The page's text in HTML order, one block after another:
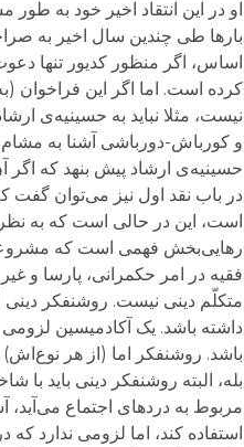
او در این انتقاد اخیر خود به
بارها طی چندین سال اخیر به
اساس، اگر منظور کدیور تنها
کرده است. اما اگر این فراخوان
نیست، مثلا نباید به حسینیه‌ی
و کورباش-دورباشی آشنا به
حسینیه‌ی ارشاد پیش بنهد که
در باب نقد اول نیز می‌توان گفت
است، این در حالی است که به
رهایی‌بخش فهمی است که
فقیه در امر حکمرانی، پارسا و
متکلّم دینی نیست. روشنفکر
داشته باشد. یک آکادمیسین
باشد. روشنفکر اما (از هر نوع‌اش)
بله، البته روشنفکر دینی باید
مربوط به دردهای اجتماع
استفاده کند، اما لزومی ندارد